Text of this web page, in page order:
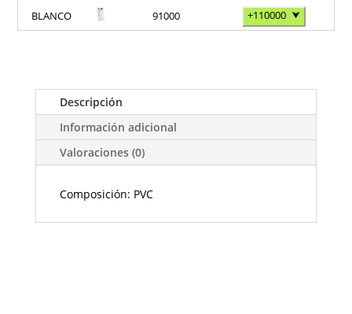
BLANCO
91000 +110000 ⮟
Descripción
Información adicional
Valoraciones (0)
Composición: PVC